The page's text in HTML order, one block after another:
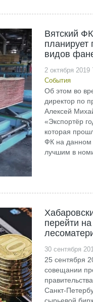
Вятский
планирует
видов
2 октября
События
Об этом во
директор по
Алексей
«Экспортёр
которая
ФК на данном
лучшим в
перейти
30 сентября
25 сентября
совещании
Санкт-